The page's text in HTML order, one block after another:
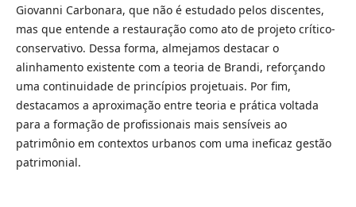
Giovanni Carbonara, que não é estudado pelos discentes,
mas que entende a restauração como ato de projeto crítico-
conservativo. Dessa forma, almejamos destacar o
alinhamento existente com a teoria de Brandi, reforçando
uma continuidade de princípios projetuais. Por fim,
destacamos a aproximação entre teoria e prática voltada
para a formação de profissionais mais sensíveis ao
patrimônio em contextos urbanos com uma ineficaz gestão
patrimonial.